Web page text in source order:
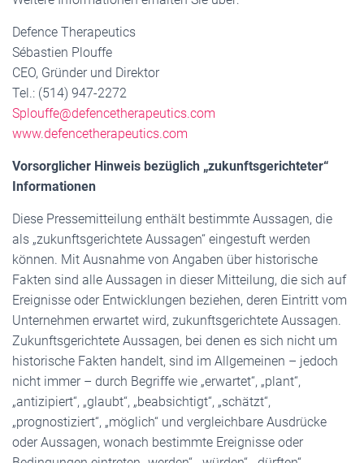
Defence Therapeutics
Sébastien Plouffe
CEO, Gründer und Direktor
Tel.: (514) 947-2272
Splouffe@defencetherapeutics.com
www.defencetherapeutics.com
Vorsorglicher Hinweis bezüglich „zukunftsgerichteter“
Informationen
Diese Pressemitteilung enthält bestimmte Aussagen, die
als „zukunftsgerichtete Aussagen“ eingestuft werden
können. Mit Ausnahme von Angaben über historische
Fakten sind alle Aussagen in dieser Mitteilung, die sich auf
Ereignisse oder Entwicklungen beziehen, deren Eintritt vom
Unternehmen erwartet wird, zukunftsgerichtete Aussagen.
Zukunftsgerichtete Aussagen, bei denen es sich nicht um
historische Fakten handelt, sind im Allgemeinen – jedoch
nicht immer – durch Begriffe wie „erwartet“, „plant“,
„antizipiert“, „glaubt“, „beabsichtigt“, „schätzt“,
„prognostiziert“, „möglich“ und vergleichbare Ausdrücke
oder Aussagen, wonach bestimmte Ereignisse oder